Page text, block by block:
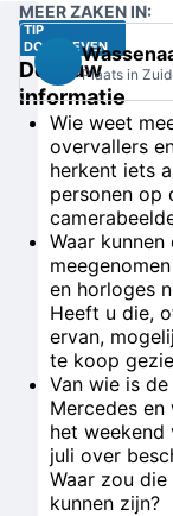
TIP
DOORGEVEN
Deel uw
informatie
Wie weet
overvallers
herkent iets
personen op
Waar kunnen
en horloges
Heeft u die,
ervan,
te koop
Van wie is
Mercedes
het weekend
juli over
Waar zou die
kunnen zijn?
MEER ZAKEN IN:
Plaats in